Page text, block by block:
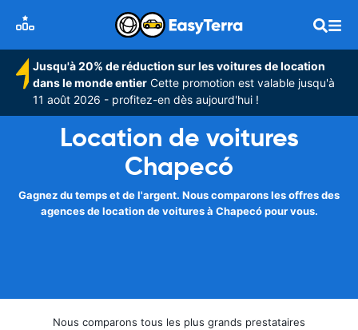
Jusqu'à 20% de réduction sur les voitures de location
dans le monde entier Cette promotion est valable jusqu'à
11 août 2026 - profitez-en dès aujourd'hui !
Location de voitures
Chapecó
Gagnez du temps et de l'argent. Nous comparons les offres des
agences de location de voitures à Chapecó pour vous.
Nous comparons tous les plus grands prestataires